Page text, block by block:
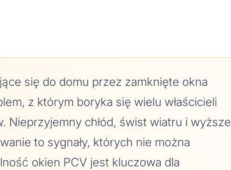
się do domu przez zamknięte okna
z którym boryka się wielu właścicieli
Nieprzyjemny chłód, świst wiatru i wyższe
to sygnały, których nie można
okien PCV jest kluczowa dla